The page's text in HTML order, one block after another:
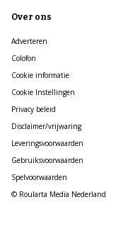
Over ons
Adverteren
Colofon
Cookie informatie
Cookie Instellingen
Privacy beleid
Disclaimer/vrijwaring
Leveringsvoorwaarden
Gebruiksvoorwaarden
Spelvoorwaarden
© Roularta Media Nederland